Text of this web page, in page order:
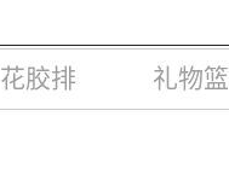
花胶排 礼物篮